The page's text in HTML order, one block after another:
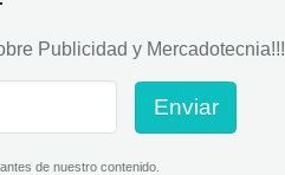
Publicidad y Mercadotecnia!!!
Enviar
de nuestro contenido.